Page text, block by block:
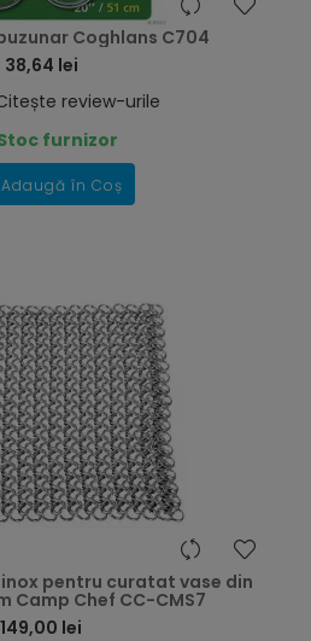
Coghlans C704
38,64 lei
review-urile
furnizor
Adaugă în Coș
pentru curatat vase din
Camp Chef CC-CMS7
149,00 lei